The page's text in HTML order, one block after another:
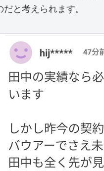
と考えられます。